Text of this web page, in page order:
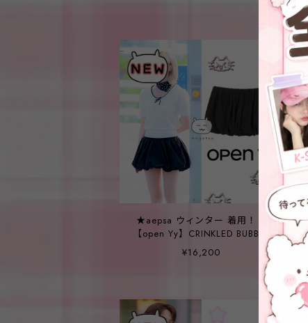
★aepsa ウィンター 着用！！
【open Yy】CRINKLED BUBBLE
HEM MINI SKIRT, BLACK
¥16,200